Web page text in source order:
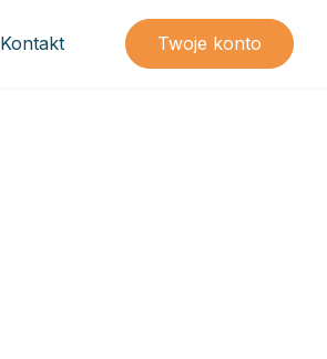
Kontakt Twoje konto